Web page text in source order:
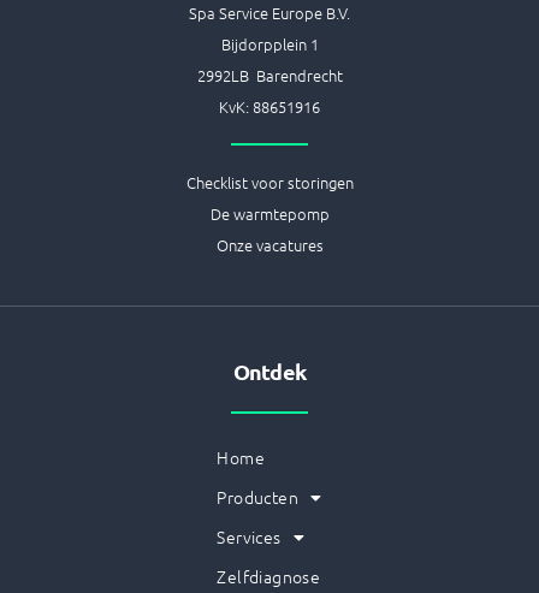
Spa Service Europe B.V.
Bijdorpplein 1
2992LB Barendrecht
KvK: 88651916
Checklist voor storingen
De warmtepomp
Onze vacatures
Ontdek
Home
Producten
Services
Zelfdiagnose